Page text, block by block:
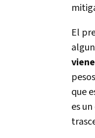
El
que
es